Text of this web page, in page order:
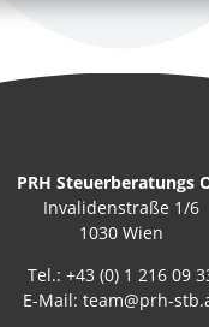
PRH Steuerberatungs
Invalidenstraße 1/6
1030 Wien
Tel.: +43 (0) 1 216 09
E-Mail: team@prh-